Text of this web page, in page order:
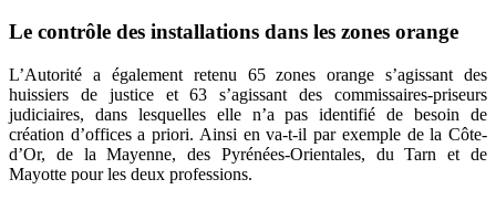
Le contrôle des installations dans les zones orange
L’Autorité a également retenu 65 zones orange s’agissant des
huissiers de justice et 63 s’agissant des commissaires-priseurs
judiciaires, dans lesquelles elle n’a pas identifié de besoin de
création d’offices a priori. Ainsi en va-t-il par exemple de la Côte-
d’Or, de la Mayenne, des Pyrénées-Orientales, du Tarn et de
Mayotte pour les deux professions.